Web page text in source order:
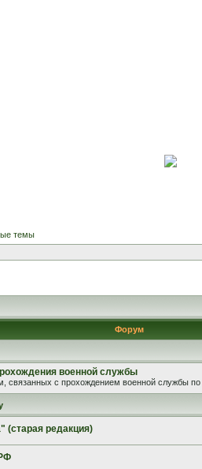
темы
Форум
военной службы
связанных с прохождением военной службы по
(старая редакция)